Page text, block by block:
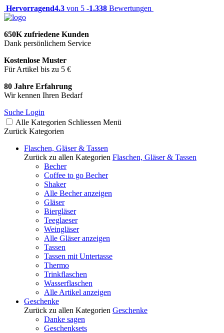
Hervorragend4.3 von 5 -1.338 Bewertungen
650K zufriedene Kunden
Dank persönlichem Service
Kostenlose Muster
Für Artikel bis zu 5 €
80 Jahre Erfahrung
Wir kennen Ihren Bedarf
Suche Login
Alle Kategorien Schliessen Menü
Zurück Kategorien
Flaschen, Gläser & Tassen
Zurück zu allen Kategorien Flaschen, Gläser & Tassen
Becher
Coffee to go Becher
Shaker
Alle Becher anzeigen
Gläser
Biergläser
Teeglaeser
Weingläser
Alle Gläser anzeigen
Tassen
Tassen mit Untertasse
Thermo
Trinkflaschen
Wasserflaschen
Alle Artikel anzeigen
Geschenke
Zurück zu allen Kategorien Geschenke
Danke sagen
Geschenksets